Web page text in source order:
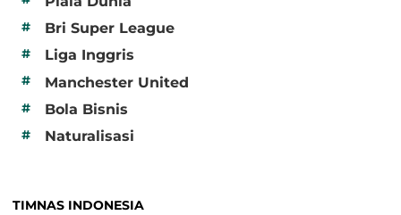
# Bri Super League
# Liga Inggris
# Manchester United
# Bola Bisnis
# Naturalisasi
TIMNAS INDONESIA